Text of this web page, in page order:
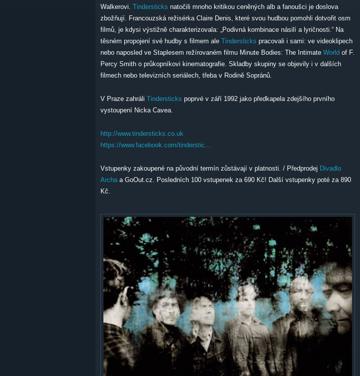
Walkerovi. Tindersticks natočili mnoho kritikou ceněných alb a fanoušci je doslova
zbožňují. Francouzská režisérka Claire Denis, které svou hudbou pomohli dotvořit osm
filmů, je kdysi výstižně charakterizovala: „Podivná kombinace násilí a lyričnosti.“ Na
těsném propojení své hudby s filmem ale Tindersticks pracovali i sami: ve videoklipech
nebo naposled ve Staplesem režírovaném filmu Minute Bodies: The Intimate World of F.
Percy Smith o průkopníkovi kinematografie. Skladby skupiny se objevily i v dalších
filmech nebo televizních seriálech, třeba v Rodině Sopránů.
V Praze zahráli Tindersticks poprvé v září 1992 jako předkapela zdejšího prvního
vystoupení Nicka Cavea.
http://www.tindersticks.co.uk
https://www.facebook.com/tinderstic...
Vstupenky zakoupené na původní termín zůstávají v platnosti. / Předprodej Divadlo
Archaa GoOut.cz. Posledních 100 vstupenek za 690 Kč! Další vstupenky poté za 890
Kč.